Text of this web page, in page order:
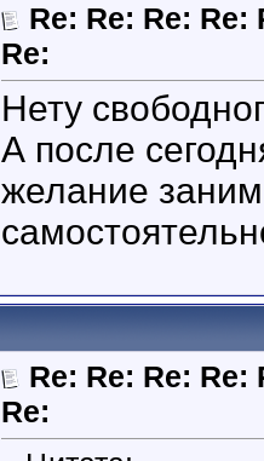
Re: Re: Re: Re:
Re:
Нету
А после
желание
Re: Re: Re: Re:
Re: